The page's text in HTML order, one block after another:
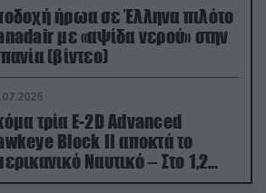
ήρωα σε Έλληνα πιλότο
με «αψίδα νερού» στην
(βίντεο)
τρία E-2D Advanced
Block II αποκτά το
Ναυτικό – Στο 1,2
το κόστος